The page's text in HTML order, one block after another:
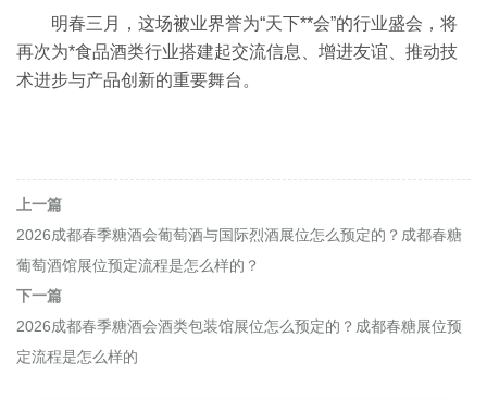
明春三月，这场被业界誉为“天下**会”的行业盛会，将
再次为*食品酒类行业搭建起交流信息、增进友谊、推动技
术进步与产品创新的重要舞台。
上一篇
2026成都春季糖酒会葡萄酒与国际烈酒展位怎么预定的？成都春糖
葡萄酒馆展位预定流程是怎么样的？
下一篇
2026成都春季糖酒会酒类包装馆展位怎么预定的？成都春糖展位预
定流程是怎么样的